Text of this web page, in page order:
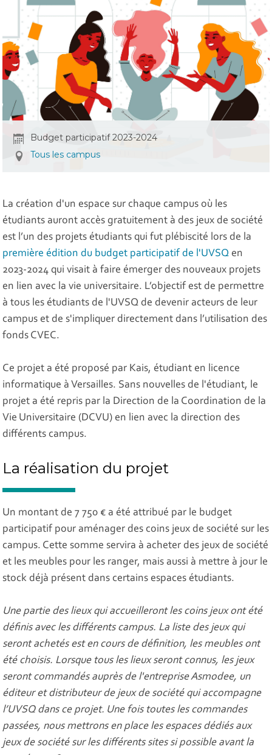
Budget participatif 2023-2024
Tous les campus
La création d'un espace sur chaque campus où les
étudiants auront accès gratuitement à des jeux de société
est l’un des projets étudiants qui fut plébiscité lors de la
première édition du budget participatif de l'UVSQ en
2023-2024 qui visait à faire émerger des nouveaux projets
en lien avec la vie universitaire. L’objectif est de permettre
à tous les étudiants de l'UVSQ de devenir acteurs de leur
campus et de s'impliquer directement dans l’utilisation des
fonds CVEC.
Ce projet a été proposé par Kais, étudiant en licence
informatique à Versailles. Sans nouvelles de l'étudiant, le
projet a été repris par la Direction de la Coordination de la
Vie Universitaire (DCVU) en lien avec la direction des
différents campus.
La réalisation du projet
Un montant de 7 750 € a été attribué par le budget
participatif pour aménager des coins jeux de société sur les
campus. Cette somme servira à acheter des jeux de société
et les meubles pour les ranger, mais aussi à mettre à jour le
stock déjà présent dans certains espaces étudiants.
Une partie des lieux qui accueilleront les coins jeux ont été
définis avec les différents campus. La liste des jeux qui
seront achetés est en cours de définition, les meubles ont
été choisis. Lorsque tous les lieux seront connus, les jeux
seront commandés auprès de l'entreprise Asmodee, un
éditeur et distributeur de jeux de société qui accompagne
l’UVSQ dans ce projet. Une fois toutes les commandes
passées, nous mettrons en place les espaces dédiés aux
jeux de société sur les différents sites si possible avant la